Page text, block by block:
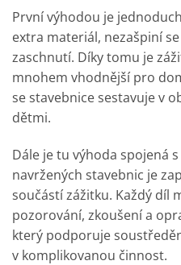
První výhodou je
extra materiál, nezašpiní
zaschnutí. Díky tomu je
mnohem vhodnější pro
se stavebnice sestavuje v
dětmi.
Dále je tu výhoda spojená
navržených stavebnic je
součástí zážitku. Každý díl
pozorování, zkoušení a
který podporuje
v komplikovanou činnost.